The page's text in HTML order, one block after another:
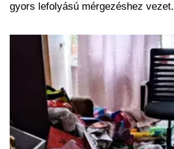
gyors lefolyású mérgezéshez vezet.